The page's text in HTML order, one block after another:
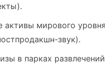
активы мирового
звук).
в парках